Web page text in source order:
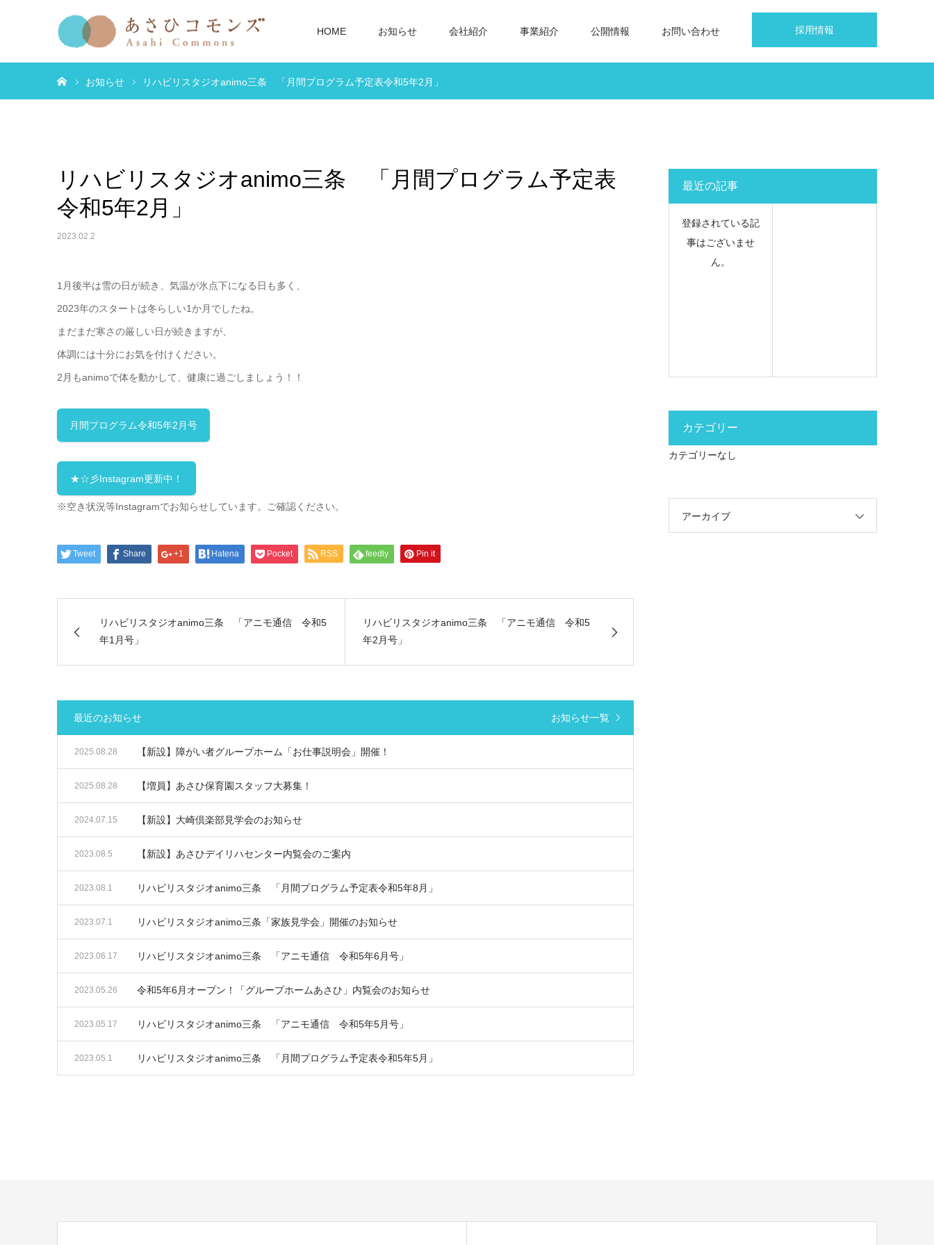
採用情報
HOME お知らせ 会社紹介 事業紹介 公開情報 お問い合わせ
お知らせ リハビリスタジオanimo三条 「月間プログラム予定表令和5年2月」
リハビリスタジオanimo三条 「月間プログラム予定表
令和5年2月」
2023.02.2
1月後半は雪の日が続き、気温が氷点下になる日も多く、
2023年のスタートは冬らしい1か月でしたね。
まだまだ寒さの厳しい日が続きますが、
体調には十分にお気を付けください。
2月もanimoで体を動かして、健康に過ごしましょう！！
月間プログラム令和5年2月号
★☆彡Instagram更新中！
※空き状況等Instagramでお知らせしています。ご確認ください。
Tweet Share +1 Hatena Pocket RSS feedly Pin it
リハビリスタジオanimo三条 「アニモ通信 令和5
年1月号」
リハビリスタジオanimo三条 「アニモ通信 令和5
年2月号」
最近のお知らせ お知らせ一覧
【新設】障がい者グループホーム「お仕事説明会」開催！
2025.08.28
【増員】あさひ保育園スタッフ大募集！
2025.08.28
【新設】大崎倶楽部見学会のお知らせ
2024.07.15
【新設】あさひデイリハセンター内覧会のご案内
2023.08.5
リハビリスタジオanimo三条 「月間プログラム予定表令和5年8月」
2023.08.1
リハビリスタジオanimo三条「家族見学会」開催のお知らせ
2023.07.1
リハビリスタジオanimo三条 「アニモ通信 令和5年6月号」
2023.06.17
令和5年6月オープン！「グループホームあさひ」内覧会のお知らせ
2023.05.26
リハビリスタジオanimo三条 「アニモ通信 令和5年5月号」
2023.05.17
リハビリスタジオanimo三条 「月間プログラム予定表令和5年5月」
2023.05.1
最近の記事
登録されている記
事はございませ
ん。
カテゴリー
カテゴリーなし
アーカイブ